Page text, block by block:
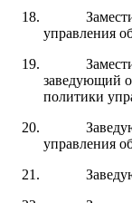
управления
заведующий
политики
управления